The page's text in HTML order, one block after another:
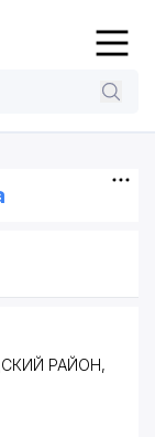
РАЙОН,